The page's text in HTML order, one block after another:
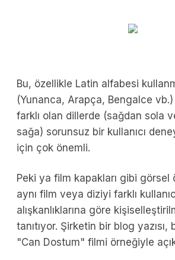
Bu, özellikle Latin alfabesi
(Yunanca, Arapça, Bengalce
farklı olan dillerde (sağdan sola
sağa) sorunsuz bir kullanıcı
için çok önemli.
Peki ya film kapakları gibi görsel
aynı film veya diziyi farklı
alışkanlıklarına göre
tanıtıyor. Şirketin bir blog
"Can Dostum" filmi örneğiyle